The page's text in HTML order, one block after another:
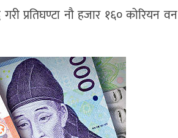
प्रतिघण्टा नौ हजार १६० कोरियन वन